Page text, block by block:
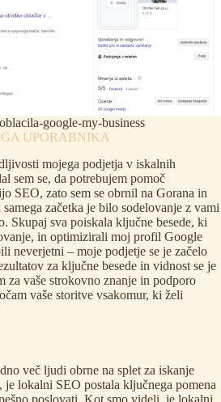
google-my-business
UPORABNIKA
mojega podjetja v iskalnih
sem se, da potrebujem pomoč
SEO, zato sem se obrnil na Gorana in
začetka je bilo sodelovanje z vami
Skupaj sva poiskala ključne besede, ki
in optimizirali moj profil Google
neverjetni – moje podjetje se je začelo
za ključne besede in vidnost se je
za vaše strokovno znanje in podporo
vaše storitve vsakomur, ki želi
več ljudi obrne na splet za iskanje
lokalni SEO postala ključnega pomena
poslovati. Kot smo videli, je lokalni